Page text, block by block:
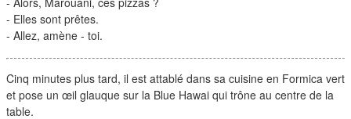
- Elles sont prêtes.
- Allez, amène - toi.
Cinq minutes plus tard, il est attablé dans sa cuisine en Formica vert
et pose un œil glauque sur la Blue Hawai qui trône au centre de la
table.